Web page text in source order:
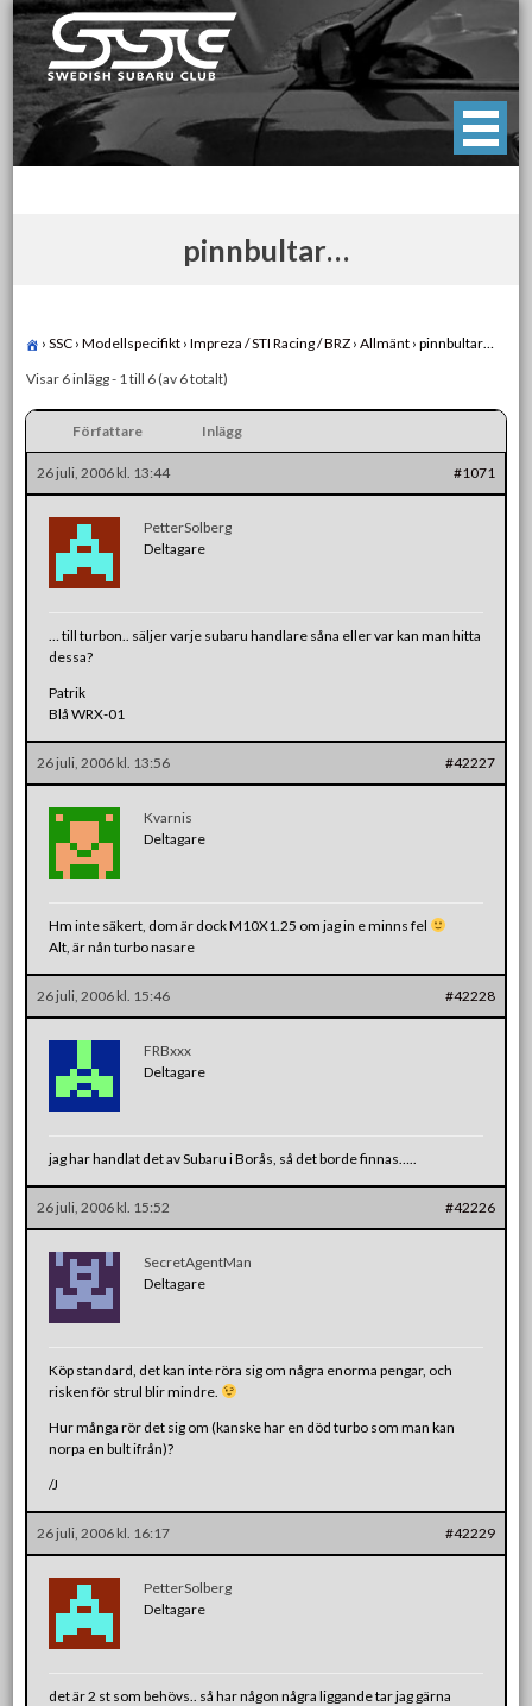
Skip
to
content
Swedish Subaru Club
För oss som älskar Subaru!
pinnbultar…
› SSC › Modellspecifikt › Impreza / STI Racing / BRZ › Allmänt › pinnbultar…
Visar 6 inlägg - 1 till 6 (av 6 totalt)
Författare Inlägg
26 juli, 2006 kl. 13:44 #1071
PetterSolberg
Deltagare
… till turbon.. säljer varje subaru handlare såna eller var kan man hitta
dessa?
Patrik
Blå WRX-01
26 juli, 2006 kl. 13:56 #42227
Kvarnis
Deltagare
Hm inte säkert, dom är dock M10X1.25 om jag in e minns fel
Alt, är nån turbo nasare
26 juli, 2006 kl. 15:46 #42228
FRBxxx
Deltagare
jag har handlat det av Subaru i Borås, så det borde finnas…..
26 juli, 2006 kl. 15:52 #42226
SecretAgentMan
Deltagare
Köp standard, det kan inte röra sig om några enorma pengar, och
risken för strul blir mindre.
Hur många rör det sig om (kanske har en död turbo som man kan
norpa en bult ifrån)?
/J
26 juli, 2006 kl. 16:17 #42229
PetterSolberg
Deltagare
det är 2 st som behövs.. så har någon några liggande tar jag gärna